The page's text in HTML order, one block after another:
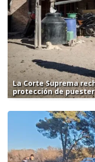
La Corte Suprema
protección de